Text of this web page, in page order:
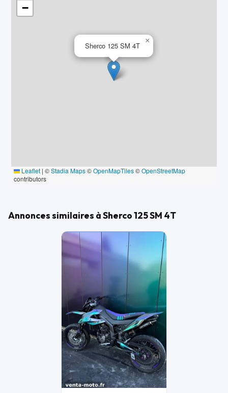
📄 Administratif :
• Moto prête à rouler
📍 Visible sur : Limoges
📞 Contact par message LeBonCoin ou téléphone.
Sherco 125 SM 4T
×
−
Leaflet | ©Stadia Maps©OpenMapTiles©OpenStreetMap
contributors
Annonces similaires à Sherco 125 SM 4T